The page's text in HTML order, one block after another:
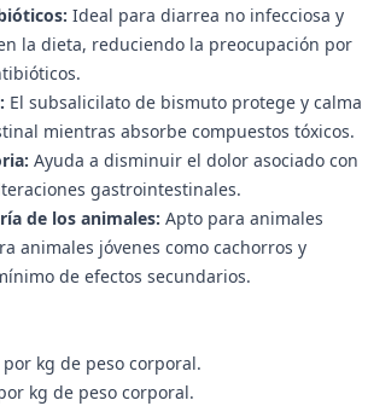
Ideal para diarrea no infecciosa y
la dieta, reduciendo la preocupación por
El subsalicilato de bismuto protege y calma
mientras absorbe compuestos tóxicos.
Ayuda a disminuir el dolor asociado con
gastrointestinales.
de los animales: Apto para animales
animales jóvenes como cachorros y
de efectos secundarios.
por kg de peso corporal.
kg de peso corporal.